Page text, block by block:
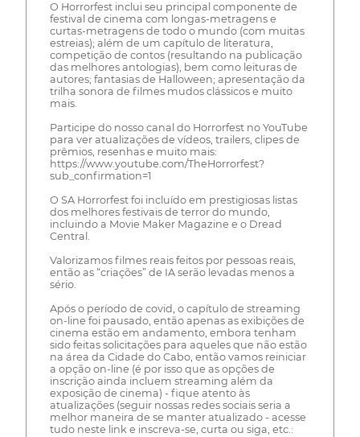
O Horrorfest inclui seu principal componente de
festival de cinema com longas-metragens e
curtas-metragens de todo o mundo (com muitas
estreias); além de um capítulo de literatura,
competição de contos (resultando na publicação
das melhores antologias), bem como leituras de
autores; fantasias de Halloween; apresentação da
trilha sonora de filmes mudos clássicos e muito
mais.
Participe do nosso canal do Horrorfest no YouTube
para ver atualizações de vídeos, trailers, clipes de
prêmios, resenhas e muito mais:
https://www.youtube.com/TheHorrorfest?
sub_confirmation=1
O SA Horrorfest foi incluído em prestigiosas listas
dos melhores festivais de terror do mundo,
incluindo a Movie Maker Magazine e o Dread
Central.
Valorizamos filmes reais feitos por pessoas reais,
então as “criações” de IA serão levadas menos a
sério.
Após o período de covid, o capítulo de streaming
on-line foi pausado, então apenas as exibições de
cinema estão em andamento, embora tenham
sido feitas solicitações para aqueles que não estão
na área da Cidade do Cabo, então vamos reiniciar
a opção on-line (é por isso que as opções de
inscrição ainda incluem streaming além da
exposição de cinema) - fique atento às
atualizações (seguir nossas redes sociais seria a
melhor maneira de se manter atualizado - acesse
tudo neste link e inscreva-se, curta ou siga, etc.: